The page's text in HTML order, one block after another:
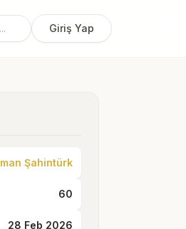
Giriş Yap
Şahintürk
60
28 Feb 2026